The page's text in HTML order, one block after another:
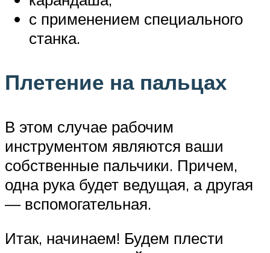
с применением специального
станка.
Плетение на пальцах
В этом случае рабочим
инструментом являются ваши
собственные пальчики. Причем,
одна рука будет ведущая, а другая
— вспомогательная.
Итак, начинаем! Будем плести